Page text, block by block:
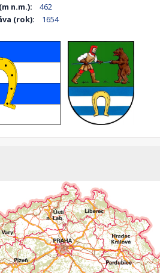
n.m.):
462
(rok):
1654